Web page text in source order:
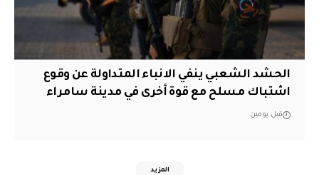
الحشد الشعبي ينفي الانباء المتداولة عن وقوع
اشتباك مسلح مع قوة أخرى في مدينة سامراء
قبل يومين
المزيد